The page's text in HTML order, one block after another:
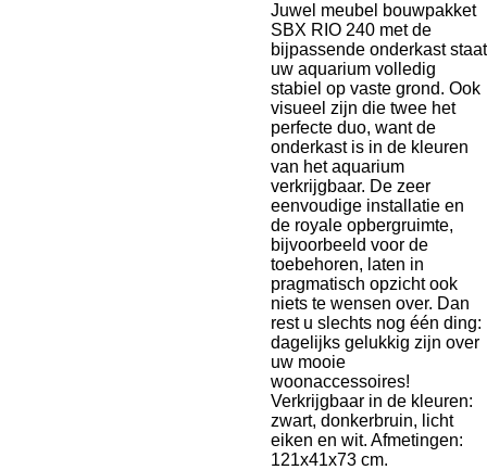
Juwel meubel bouwpakket
SBX RIO 240 met de
bijpassende onderkast staat
uw aquarium volledig
stabiel op vaste grond. Ook
visueel zijn die twee het
perfecte duo, want de
onderkast is in de kleuren
van het aquarium
verkrijgbaar. De zeer
eenvoudige installatie en
de royale opbergruimte,
bijvoorbeeld voor de
toebehoren, laten in
pragmatisch opzicht ook
niets te wensen over. Dan
rest u slechts nog één ding:
dagelijks gelukkig zijn over
uw mooie
woonaccessoires!
Verkrijgbaar in de kleuren:
zwart, donkerbruin, licht
eiken en wit. Afmetingen:
121x41x73 cm.